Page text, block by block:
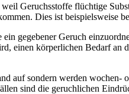
Geruchsstoffe flüchtige
Dies ist beispielsweise
gegebener Geruch
einen körperlichen Bedarf
auf sondern werden wochen-
sind die geruchlichen